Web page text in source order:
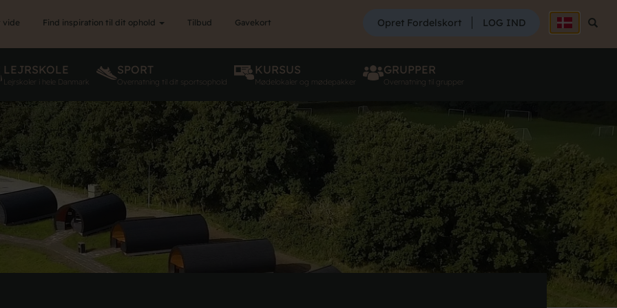
SØG
Søg
Opret Fordelskort LOG IND
vide Find inspiration til dit ophold Tilbud Gavekort
LEJRSKOLE
Lejrskoler i hele Danmark
SPORT
Overnatning til dit sportsophold
KURSUS
Mødelokaler og mødepakker
GRUPPER
Overnatning til grupper